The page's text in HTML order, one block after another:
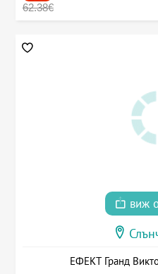
62.38€
виж
ЕФЕКТ Гранд